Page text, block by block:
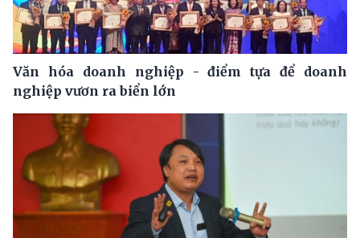
Văn hóa doanh nghiệp - điểm tựa để doanh
nghiệp vươn ra biển lớn